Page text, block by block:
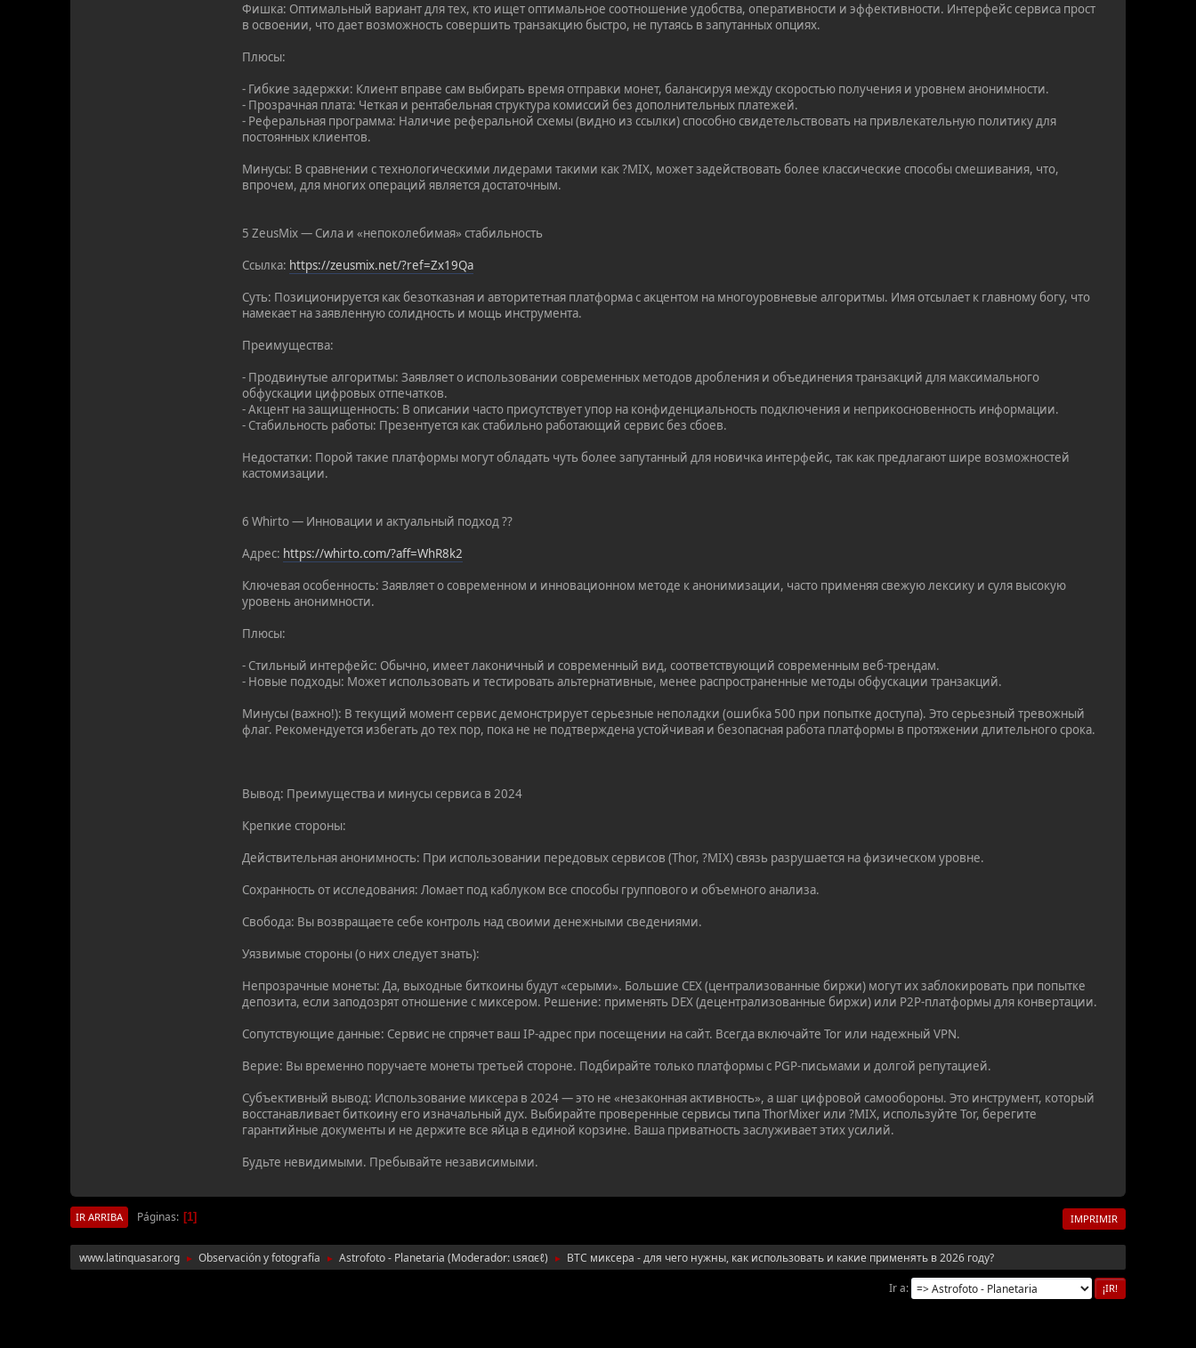
Фишка: Оптимальный вариант для тех, кто ищет оптимальное соотношение удобства, оперативности и эффективности. Интерфейс сервиса прост
в освоении, что дает возможность совершить транзакцию быстро, не путаясь в запутанных опциях.
Плюсы:
- Гибкие задержки: Клиент вправе сам выбирать время отправки монет, балансируя между скоростью получения и уровнем анонимности.
- Прозрачная плата: Четкая и рентабельная структура комиссий без дополнительных платежей.
- Реферальная программа: Наличие реферальной схемы (видно из ссылки) способно свидетельствовать на привлекательную политику для
постоянных клиентов.
Минусы: В сравнении с технологическими лидерами такими как ?MIX, может задействовать более классические способы смешивания, что,
впрочем, для многих операций является достаточным.
5 ZeusMix — Сила и «непоколебимая» стабильность
Ссылка: https://zeusmix.net/?ref=Zx19Qa
Суть: Позиционируется как безотказная и авторитетная платформа с акцентом на многоуровневые алгоритмы. Имя отсылает к главному богу, что
намекает на заявленную солидность и мощь инструмента.
Преимущества:
- Продвинутые алгоритмы: Заявляет о использовании современных методов дробления и объединения транзакций для максимального
обфускации цифровых отпечатков.
- Акцент на защищенность: В описании часто присутствует упор на конфиденциальность подключения и неприкосновенность информации.
- Стабильность работы: Презентуется как стабильно работающий сервис без сбоев.
Недостатки: Порой такие платформы могут обладать чуть более запутанный для новичка интерфейс, так как предлагают шире возможностей
кастомизации.
6 Whirto — Инновации и актуальный подход ??
Адрес: https://whirto.com/?aff=WhR8k2
Ключевая особенность: Заявляет о современном и инновационном методе к анонимизации, часто применяя свежую лексику и суля высокую
уровень анонимности.
Плюсы:
- Стильный интерфейс: Обычно, имеет лаконичный и современный вид, соответствующий современным веб-трендам.
- Новые подходы: Может использовать и тестировать альтернативные, менее распространенные методы обфускации транзакций.
Минусы (важно!): В текущий момент сервис демонстрирует серьезные неполадки (ошибка 500 при попытке доступа). Это серьезный тревожный
флаг. Рекомендуется избегать до тех пор, пока не не подтверждена устойчивая и безопасная работа платформы в протяжении длительного срока.
Вывод: Преимущества и минусы сервиса в 2024
Крепкие стороны:
Действительная анонимность: При использовании передовых сервисов (Thor, ?MIX) связь разрушается на физическом уровне.
Сохранность от исследования: Ломает под каблуком все способы группового и объемного анализа.
Свобода: Вы возвращаете себе контроль над своими денежными сведениями.
Уязвимые стороны (о них следует знать):
Непрозрачные монеты: Да, выходные биткоины будут «серыми». Большие CEX (централизованные биржи) могут их заблокировать при попытке
депозита, если заподозрят отношение с миксером. Решение: применять DEX (децентрализованные биржи) или P2P-платформы для конвертации.
Сопутствующие данные: Сервис не спрячет ваш IP-адрес при посещении на сайт. Всегда включайте Tor или надежный VPN.
Верие: Вы временно поручаете монеты третьей стороне. Подбирайте только платформы с PGP-письмами и долгой репутацией.
Субъективный вывод: Использование миксера в 2024 — это не «незаконная активность», а шаг цифровой самообороны. Это инструмент, который
восстанавливает биткоину его изначальный дух. Выбирайте проверенные сервисы типа ThorMixer или ?MIX, используйте Tor, берегите
гарантийные документы и не держите все яйца в единой корзине. Ваша приватность заслуживает этих усилий.
Будьте невидимыми. Пребывайте независимыми.
IMPRIMIR
IR ARRIBA Páginas 1
www.latinquasar.org ► Observación y fotografía ► Astrofoto - Planetaria (Moderador: ιѕяαєℓ) ►
BTC миксера - для чего нужны, как использовать и какие применять в 2026 году?
Ir a